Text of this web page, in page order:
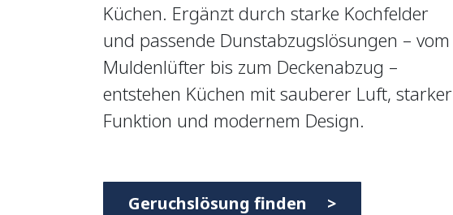
Küchen. Ergänzt durch starke Kochfelder
und passende Dunstabzugslösungen – vom
Muldenlüfter bis zum Deckenabzug –
entstehen Küchen mit sauberer Luft, starker
Funktion und modernem Design.
Geruchslösung finden >